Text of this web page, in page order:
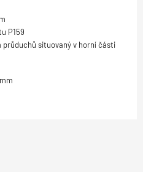
P159
situovaný v horní části